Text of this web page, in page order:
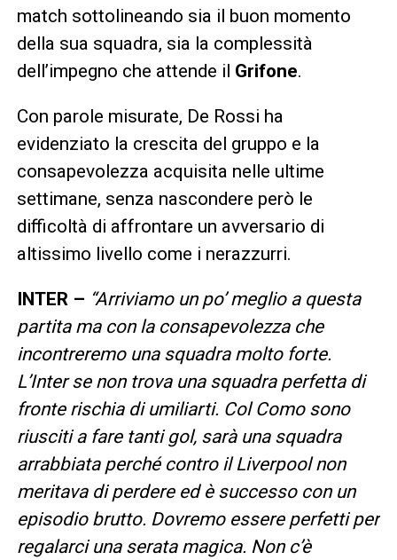
match sottolineando sia il buon momento
della sua squadra, sia la complessità
dell’impegno che attende il Grifone.
Con parole misurate, De Rossi ha
evidenziato la crescita del gruppo e la
consapevolezza acquisita nelle ultime
settimane, senza nascondere però le
difficoltà di affrontare un avversario di
altissimo livello come i nerazzurri.
INTER – “Arriviamo un po’ meglio a questa
partita ma con la consapevolezza che
incontreremo una squadra molto forte.
L’Inter se non trova una squadra perfetta di
fronte rischia di umiliarti. Col Como sono
riusciti a fare tanti gol, sarà una squadra
arrabbiata perché contro il Liverpool non
meritava di perdere ed è successo con un
episodio brutto. Dovremo essere perfetti per
regalarci una serata magica. Non c’è